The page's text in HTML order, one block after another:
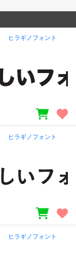
ヒラギノフォント
ヒラギノフォント
ヒラギノフォント